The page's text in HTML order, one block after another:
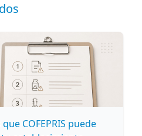
COFEPRIS puede